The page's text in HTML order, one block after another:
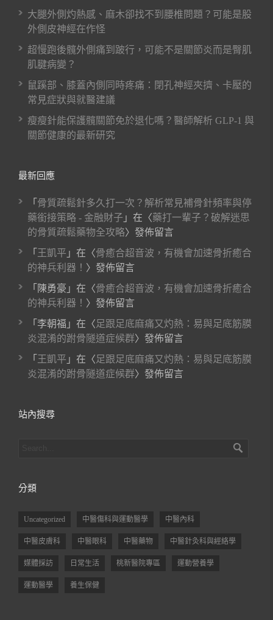
大腿外側灼熱感、麻木卻找不到腰椎問題？可能是股
外側皮神經在作怪
超慢跑後髖外側痛到跛行，可能不是關節炎而是臀肌
肌腱病變？
鼠蹊部、膝蓋內側同時疼痛：閉孔神經夾擠、卡壓的
常見症狀與就醫建議
瘦瘦針能保護髖關節免於退化嗎？醫師解析 GLP-1 與
關節健康的最新研究
最新回應
「 骨質疏鬆針多久打一次？解析常見補骨針頻率與停
藥銜接策略 - 金融財子 」在〈藥打一輩子？破解迷思
的骨質疏鬆藥物全攻略〉發佈留言
「 王凱平 」在〈骨癒合超音波，有機會加速骨折癒合
的神兵利器！ 〉發佈留言
「 陳勇豪 」在〈骨癒合超音波，有機會加速骨折癒合
的神兵利器！ 〉發佈留言
「 李朝福 」在〈足跟足底麻痛又灼熱：易與足底筋膜
炎混淆的跗骨隧道症候群〉發佈留言
「 王凱平 」在〈足跟足底麻痛又灼熱：易與足底筋膜
炎混淆的跗骨隧道症候群〉發佈留言
站內搜尋
分類
Uncategorized 中醫傷科與運動醫學 中醫內科
中醫皮膚科 中醫眼科 中醫藥物 中醫針灸科與經絡學
媒體採訪 日常生活 桃新醫院專區 運動營養學
運動醫學 養生保健